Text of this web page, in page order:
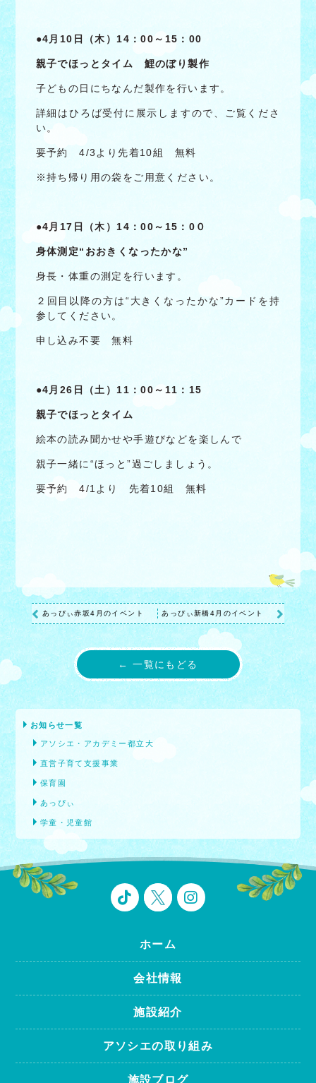
●4月10日（木）14：00～15：00
親子でほっとタイム 鯉のぼり製作
子どもの日にちなんだ製作を行います。
詳細はひろば受付に展示しますので、ご覧くださ
い。
要予約 4/3より先着10組 無料
※持ち帰り用の袋をご用意ください。
●4月17日（木）14：00～15：0０
身体測定“おおきくなったかな”
身長・体重の測定を行います。
２回目以降の方は“大きくなったかな”カードを持
参してください。
申し込み不要 無料
●4月26日（土）11：00～11：15
親子でほっとタイム
絵本の読み聞かせや手遊びなどを楽しんで
親子一緒に“ほっと”過ごしましょう。
要予約 4/1より 先着10組 無料
あっぴぃ赤坂4月のイベント あっぴぃ新橋4月のイベント
← 一覧にもどる
お知らせ一覧
アソシエ・アカデミー都立大
直営子育て支援事業
保育園
あっぴぃ
学童・児童館
ホーム
会社情報
施設紹介
アソシエの取り組み
施設ブログ